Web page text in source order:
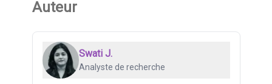
Auteur
Swati J.
Analyste de recherche